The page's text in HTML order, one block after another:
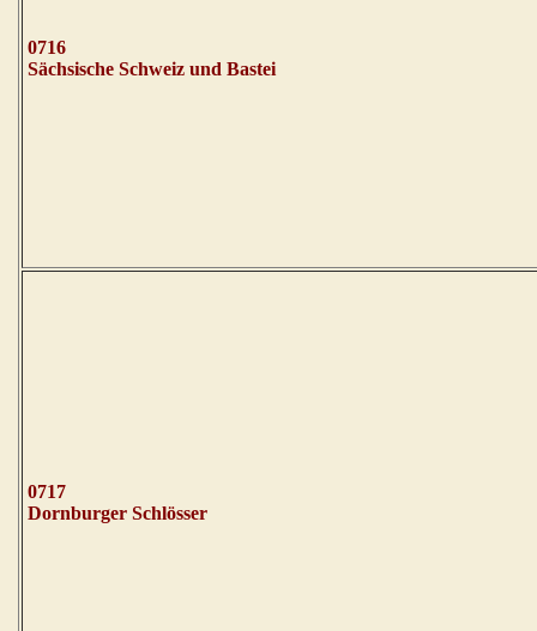
0716
Sächsische Schweiz und Bastei
0717
Dornburger Schlösser